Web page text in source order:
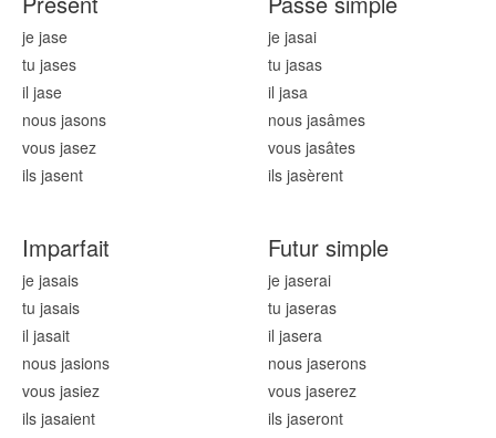
je jase
tu jases
il jase
nous jasons
vous jasez
ils jasent
je jasai
tu jasas
il jasa
nous jasâmes
vous jasâtes
ils jasèrent
Imparfait
je jasais
tu jasais
il jasait
nous jasions
vous jasiez
ils jasaient
Futur simple
je jaserai
tu jaseras
il jasera
nous jaserons
vous jaserez
ils jaseront